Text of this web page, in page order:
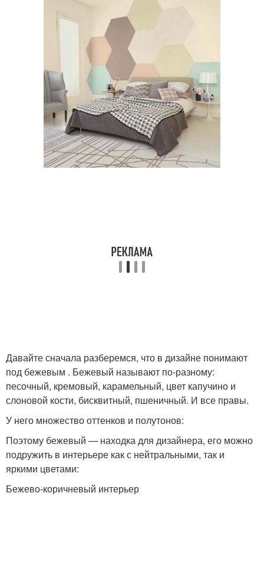
Салатовая кухня
Цвета при создании
Кухня с черной
столешницей
Сочетание с разными
цветами
Давайте сначала разберемся, что в дизайне понимают
под бежевым . Бежевый называют по-разному:
песочный, кремовый, карамельный, цвет капучино и
слоновой кости, бисквитный, пшеничный. И все правы.
У него множество оттенков и полутонов:
Поэтому бежевый — находка для дизайнера, его можно
подружить в интерьере как с нейтральными, так и
яркими цветами:
Бежево-коричневый интерьер